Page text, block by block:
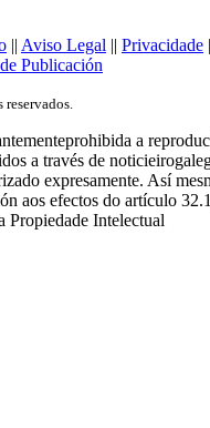
|| Aviso Legal || Privacidade
Publicación
reservados.
a
a través de
expresamente. Así
aos efectos do artículo
Propiedade Intelectual